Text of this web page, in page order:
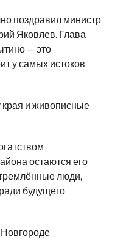
поздравил министр
Яковлев. Глава
— это
у самых истоков
края и живописные
остаются его
люди,
будущего